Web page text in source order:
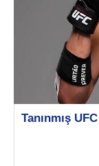
Tanınmış